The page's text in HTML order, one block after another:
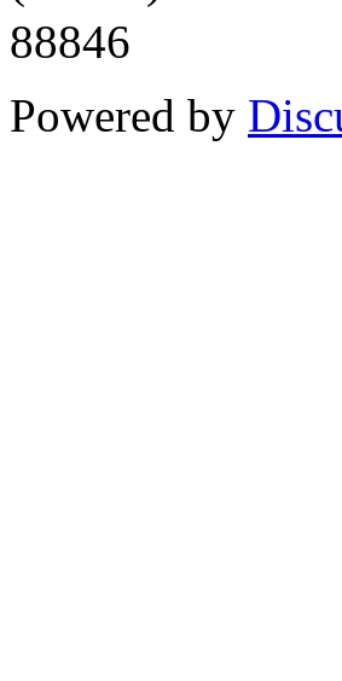
88846
Powered by